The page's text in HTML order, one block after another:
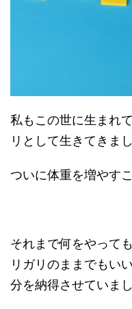
私もこの世に生まれ
リとして生きてきまし
ついに体重を増やす
それまで何をやって
リガリのままでもい
分を納得させていまし